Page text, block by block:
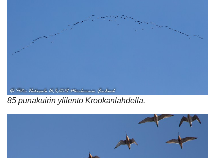
85 punakuirin ylilento Krookanlahdella.